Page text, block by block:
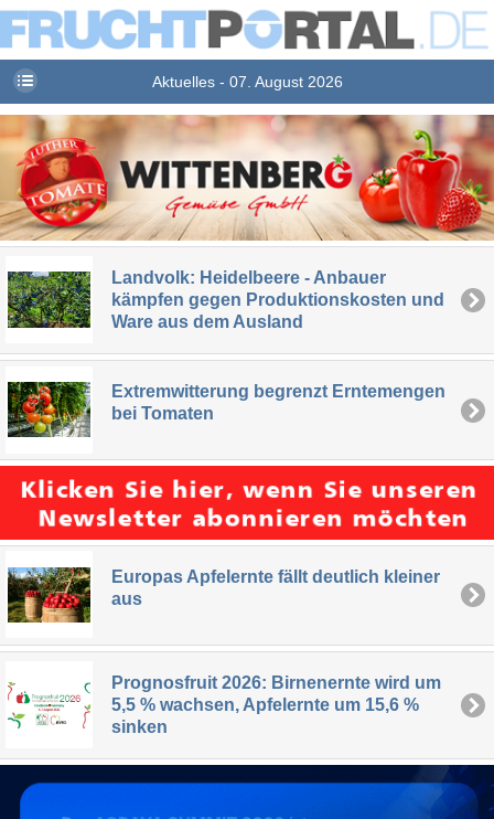
Aktuelles - 07. August 2026
Landvolk: Heidelbeere - Anbauer
kämpfen gegen Produktionskosten und
Ware aus dem Ausland
Extremwitterung begrenzt Erntemengen
bei Tomaten
Europas Apfelernte fällt deutlich kleiner
aus
Prognosfruit 2026: Birnenernte wird um
5,5 % wachsen, Apfelernte um 15,6 %
sinken